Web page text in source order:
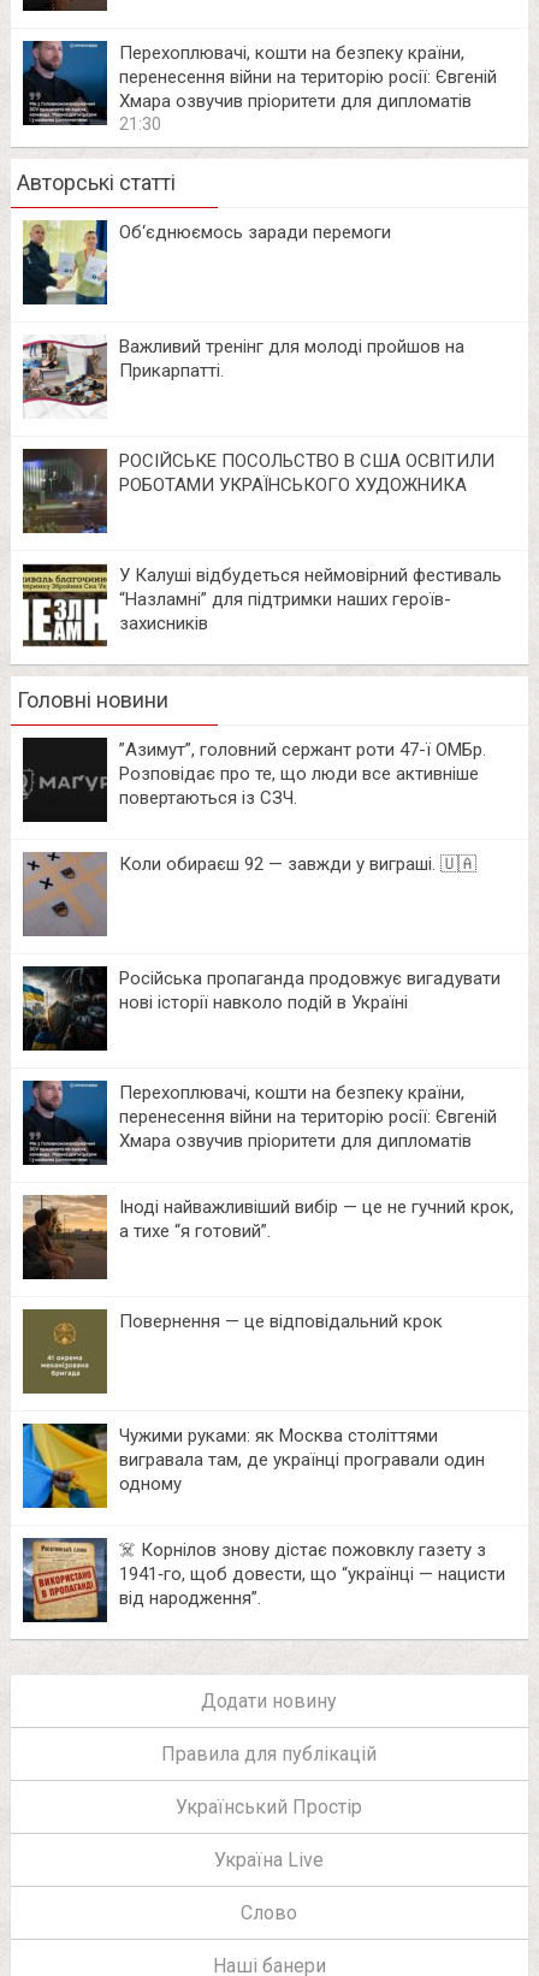
Перехоплювачі, кошти на безпеку країни,
перенесення війни на територію росії: Євгеній
Хмара озвучив пріоритети для дипломатів
21:30
Авторські статті
Об‘єднюємось заради перемоги
Важливий тренінг для молоді пройшов на
Прикарпатті.
РОСІЙСЬКЕ ПОСОЛЬСТВО В США ОСВІТИЛИ
РОБОТАМИ УКРАЇНСЬКОГО ХУДОЖНИКА
У Калуші відбудеться неймовірний фестиваль
“Назламні” для підтримки наших героїв-
захисників
Головні новини
⁨”Азимут”, головний сержант роти 47-ї ОМБр.
Розповідає про те, що люди все активніше
повертаються із СЗЧ.
Коли обираєш 92 — завжди у виграші. 🇺🇦
Російська пропаганда продовжує вигадувати
нові історії навколо подій в Україні
Перехоплювачі, кошти на безпеку країни,
перенесення війни на територію росії: Євгеній
Хмара озвучив пріоритети для дипломатів
Іноді найважливіший вибір — це не гучний крок,
а тихе “я готовий”.
Повернення — це відповідальний крок
Чужими руками: як Москва століттями
вигравала там, де українці програвали один
одному
☠️ Корнілов знову дістає пожовклу газету з
1941‑го, щоб довести, що “українці — нацисти
від народження”.
Додати новину
Правила для публікацій
Український Простір
Україна Live
Слово
Наші банери